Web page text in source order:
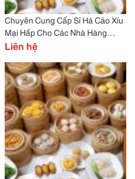
Chuyên Cung Cấp Sỉ Há Cảo Xíu
Mại Hấp Cho Các Nhà Hàng
Quán Ăn
Liên hệ